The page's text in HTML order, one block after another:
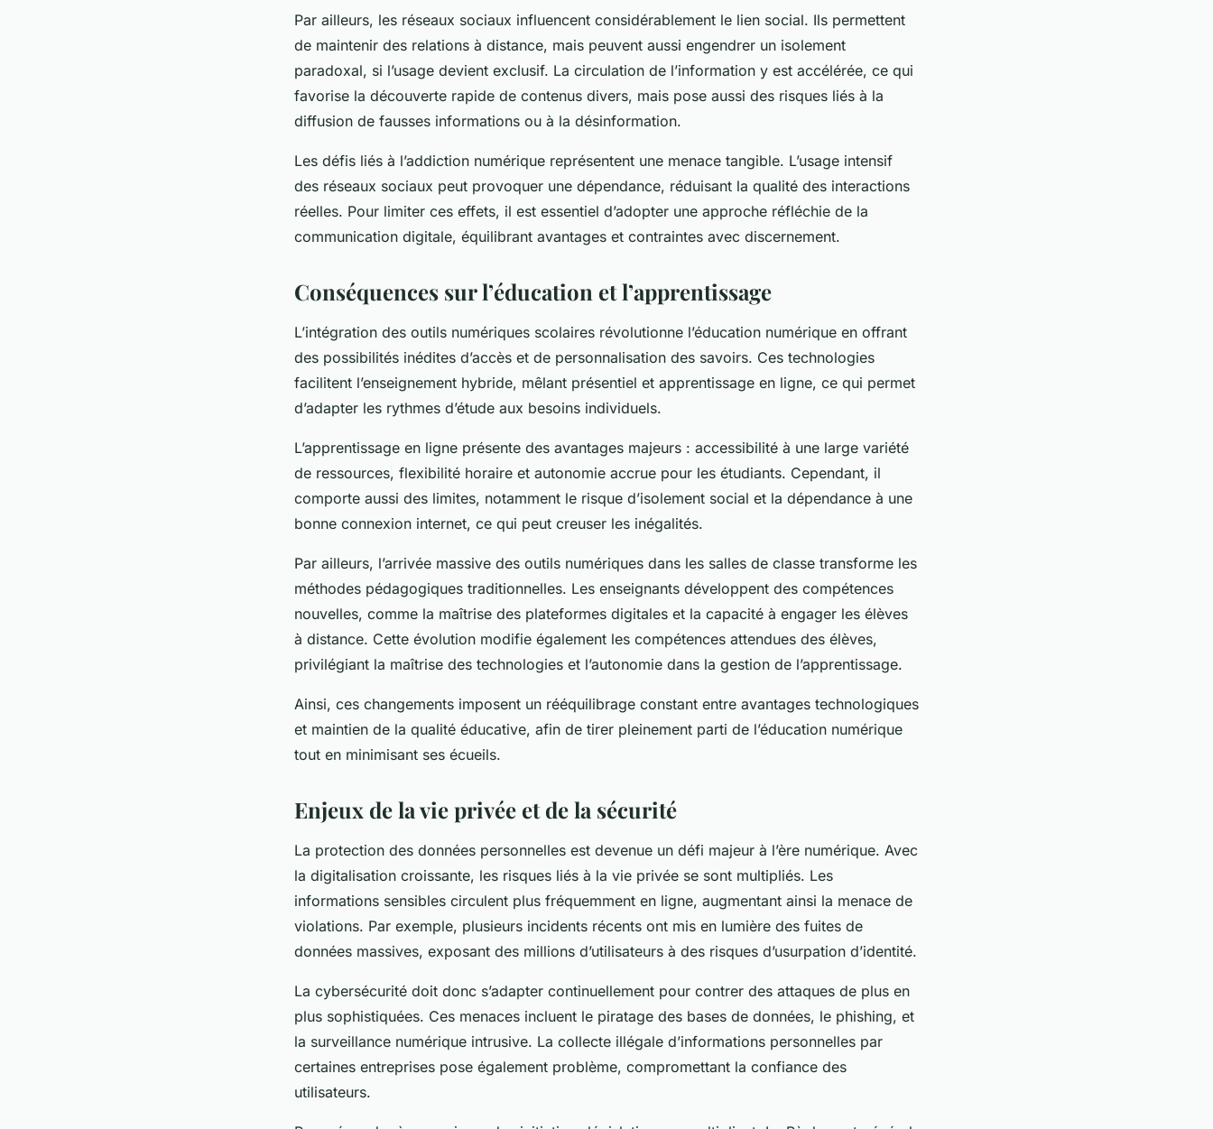
Par ailleurs, les réseaux sociaux influencent considérablement le lien social. Ils permettent
de maintenir des relations à distance, mais peuvent aussi engendrer un isolement
paradoxal, si l’usage devient exclusif. La circulation de l’information y est accélérée, ce qui
favorise la découverte rapide de contenus divers, mais pose aussi des risques liés à la
diffusion de fausses informations ou à la désinformation.
Les défis liés à l’addiction numérique représentent une menace tangible. L’usage intensif
des réseaux sociaux peut provoquer une dépendance, réduisant la qualité des interactions
réelles. Pour limiter ces effets, il est essentiel d’adopter une approche réfléchie de la
communication digitale, équilibrant avantages et contraintes avec discernement.
Conséquences sur l’éducation et l’apprentissage
L’intégration des outils numériques scolaires révolutionne l’éducation numérique en offrant
des possibilités inédites d’accès et de personnalisation des savoirs. Ces technologies
facilitent l’enseignement hybride, mêlant présentiel et apprentissage en ligne, ce qui permet
d’adapter les rythmes d’étude aux besoins individuels.
L’apprentissage en ligne présente des avantages majeurs : accessibilité à une large variété
de ressources, flexibilité horaire et autonomie accrue pour les étudiants. Cependant, il
comporte aussi des limites, notamment le risque d’isolement social et la dépendance à une
bonne connexion internet, ce qui peut creuser les inégalités.
Par ailleurs, l’arrivée massive des outils numériques dans les salles de classe transforme les
méthodes pédagogiques traditionnelles. Les enseignants développent des compétences
nouvelles, comme la maîtrise des plateformes digitales et la capacité à engager les élèves
à distance. Cette évolution modifie également les compétences attendues des élèves,
privilégiant la maîtrise des technologies et l’autonomie dans la gestion de l’apprentissage.
Ainsi, ces changements imposent un rééquilibrage constant entre avantages technologiques
et maintien de la qualité éducative, afin de tirer pleinement parti de l’éducation numérique
tout en minimisant ses écueils.
Enjeux de la vie privée et de la sécurité
La protection des données personnelles est devenue un défi majeur à l’ère numérique. Avec
la digitalisation croissante, les risques liés à la vie privée se sont multipliés. Les
informations sensibles circulent plus fréquemment en ligne, augmentant ainsi la menace de
violations. Par exemple, plusieurs incidents récents ont mis en lumière des fuites de
données massives, exposant des millions d’utilisateurs à des risques d’usurpation d’identité.
La cybersécurité doit donc s’adapter continuellement pour contrer des attaques de plus en
plus sophistiquées. Ces menaces incluent le piratage des bases de données, le phishing, et
la surveillance numérique intrusive. La collecte illégale d’informations personnelles par
certaines entreprises pose également problème, compromettant la confiance des
utilisateurs.